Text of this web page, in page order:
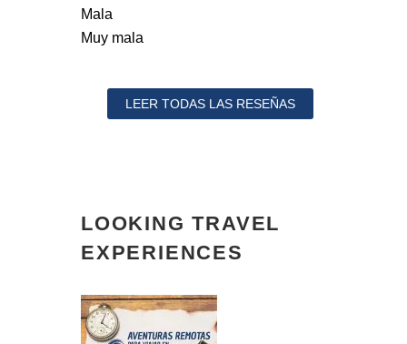
Mala
Muy mala
LEER TODAS LAS RESEÑAS
LOOKING TRAVEL
EXPERIENCES